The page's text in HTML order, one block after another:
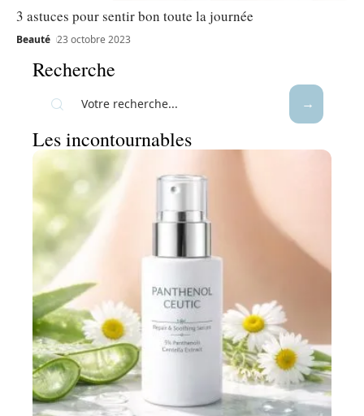
3 astuces pour sentir bon toute la journée
Beauté 23 octobre 2023
Recherche
Les incontournables